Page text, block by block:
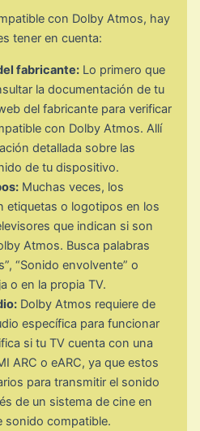
con Dolby Atmos, hay
tener en cuenta:
fabricante: Lo primero que
la documentación de tu
del fabricante para verificar
con Dolby Atmos. Allí
detallada sobre las
de tu dispositivo.
Muchas veces, los
etiquetas o logotipos en los
que indican si son
Atmos. Busca palabras
“Sonido envolvente” o
o en la propia TV.
Dolby Atmos requiere de
específica para funcionar
si tu TV cuenta con una
ARC o eARC, ya que estos
para transmitir el sonido
de un sistema de cine en
sonido compatible.